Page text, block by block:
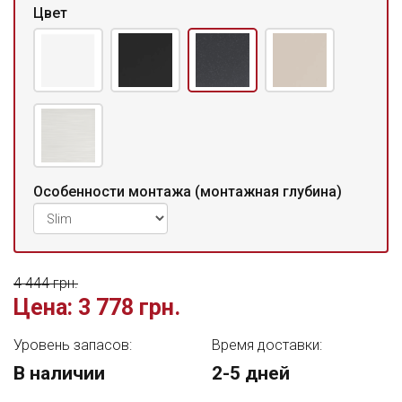
Цвет
Особенности монтажа (монтажная глубина)
Цена: 3 778 грн.
4 444 грн.
Уровень запасов:
В наличии
Время доставки:
2-5 дней